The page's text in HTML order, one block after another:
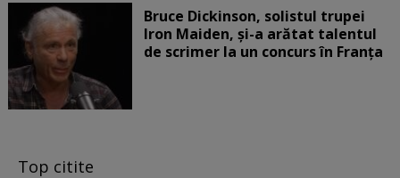
Bruce Dickinson, solistul trupei
Iron Maiden, şi-a arătat talentul
de scrimer la un concurs în Franţa
Top citite